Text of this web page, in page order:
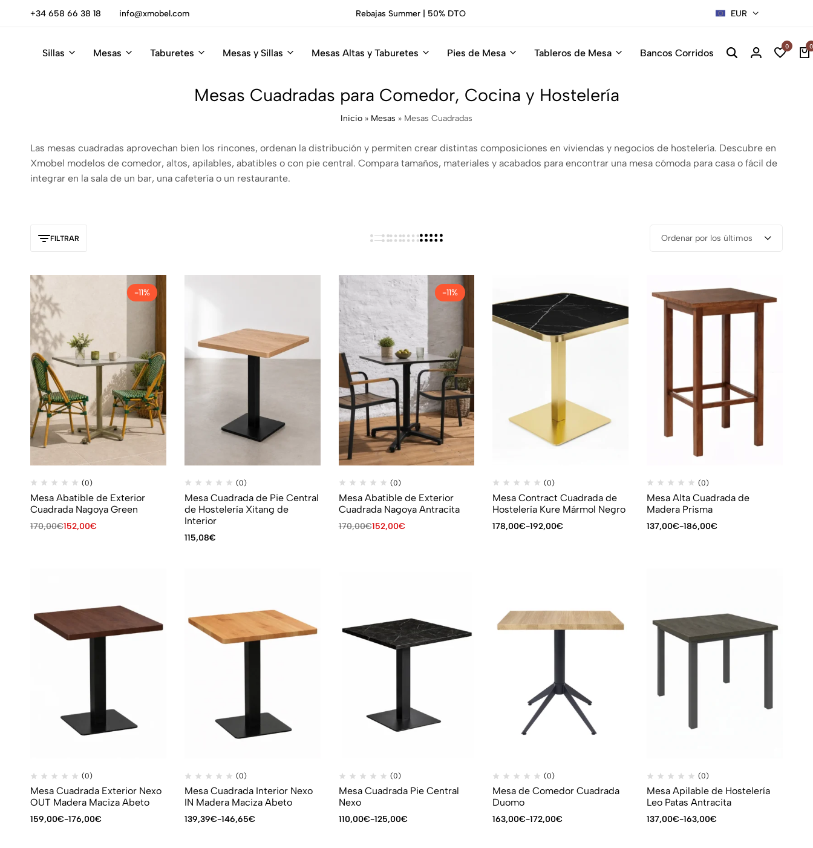
+34 658 66 38 18 info@xmobel.com Rebajas Summer | 50% DTO EUR
Sillas Mesas Taburetes Mesas y Sillas Mesas Altas y Taburetes Pies de Mesa Tableros de Mesa Bancos Corridos
0 0
Mesas Cuadradas para Comedor, Cocina y Hostelería
Inicio » Mesas » Mesas Cuadradas
Las mesas cuadradas aprovechan bien los rincones, ordenan la distribución y permiten crear distintas composiciones en viviendas y negocios de hostelería. Descubre en
Xmobel modelos de comedor, altos, apilables, abatibles o con pie central. Compara tamaños, materiales y acabados para encontrar una mesa cómoda para casa o fácil de
integrar en la sala de un bar, una cafetería o un restaurante.
FILTRAR Ordenar por los últimos
-11%
(0)
Mesa Abatible de Exterior
Cuadrada Nagoya Green
170,00€152,00€
(0)
Mesa Cuadrada de Pie Central
de Hostelería Xitang de
Interior
115,08€
-11%
(0)
Mesa Abatible de Exterior
Cuadrada Nagoya Antracita
170,00€152,00€
(0)
Mesa Contract Cuadrada de
Hostelería Kure Mármol Negro
178,00€-192,00€
(0)
Mesa Alta Cuadrada de
Madera Prisma
137,00€-186,00€
(0)
Mesa Cuadrada Exterior Nexo
OUT Madera Maciza Abeto
159,00€-176,00€
(0)
Mesa Cuadrada Interior Nexo
IN Madera Maciza Abeto
139,39€-146,65€
(0)
Mesa Cuadrada Pie Central
Nexo
110,00€-125,00€
(0)
Mesa de Comedor Cuadrada
Duomo
163,00€-172,00€
(0)
Mesa Apilable de Hostelería
Leo Patas Antracita
137,00€-163,00€